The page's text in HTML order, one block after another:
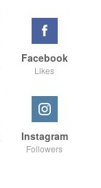
Facebook
Likes
Instagram
Followers